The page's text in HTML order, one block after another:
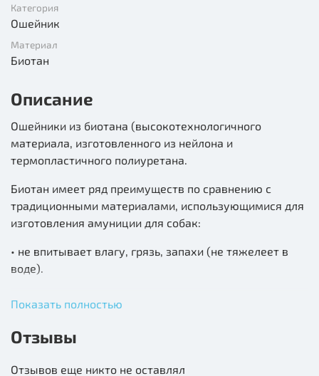
Категория
Ошейник
Материал
Биотан
Описание
Ошейники из биотана (высокотехнологичного
материала, изготовленного из нейлона и
термопластичного полиуретана.
Биотан имеет ряд преимуществ по сравнению с
традиционными материалами, использующимися для
изготовления амуниции для собак:
• не впитывает влагу, грязь, запахи (не тяжелеет в
воде).
каких-либо моющих средств и не требует просушки и
специального ухода (масла для кожи);
Показать полностью
Отзывы
Отзывов еще никто не оставлял